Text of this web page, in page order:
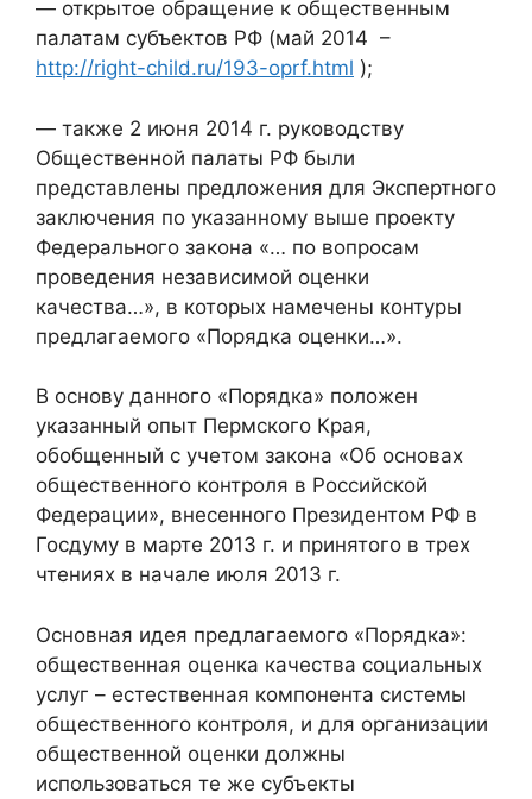
— открытое обращение к общественным
палатам субъектов РФ (май 2014 –
http://right-child.ru/193-oprf.html );
— также 2 июня 2014 г. руководству
Общественной палаты РФ были
представлены предложения для Экспертного
заключения по указанному выше проекту
Федерального закона «… по вопросам
проведения независимой оценки
качества…», в которых намечены контуры
предлагаемого «Порядка оценки…».
В основу данного «Порядка» положен
указанный опыт Пермского Края,
обобщенный с учетом закона «Об основах
общественного контроля в Российской
Федерации», внесенного Президентом РФ в
Госдуму в марте 2013 г. и принятого в трех
чтениях в начале июля 2013 г.
Основная идея предлагаемого «Порядка»:
общественная оценка качества социальных
услуг – естественная компонента системы
общественного контроля, и для организации
общественной оценки должны
использоваться те же субъекты